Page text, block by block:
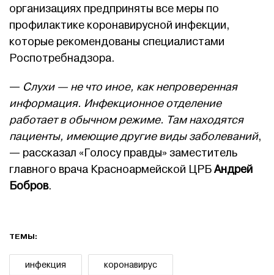
организациях предприняты все меры по
профилактике коронавирусной инфекции,
которые рекомендованы специалистами
Роспотребнадзора.
— Слухи — не что иное, как непроверенная
информация. Инфекционное отделение
работает в обычном режиме. Там находятся
пациенты, имеющие другие виды заболеваний,
— рассказал «Голосу правды» заместитель
главного врача Красноармейской ЦРБАндрей
Бобров.
ТЕМЫ:
инфекция коронавирус